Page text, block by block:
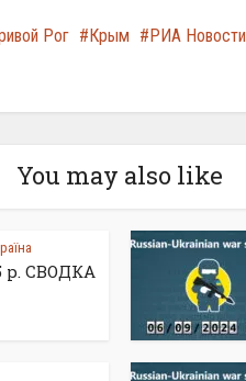
Рог Крым РИА Новости
You may also like
р. СВОДКА